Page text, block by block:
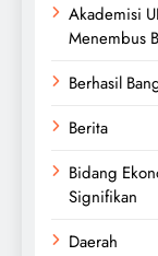
Akademisi
Menembus
Berhasil
Berita
Bidang
Signifikan
Daerah